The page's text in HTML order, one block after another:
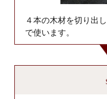
４本の木材を切り出
で使います。